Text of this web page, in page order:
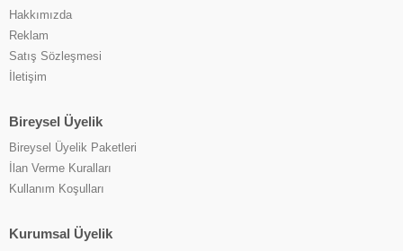
Hakkımızda
Reklam
Satış Sözleşmesi
İletişim
Bireysel Üyelik
Bireysel Üyelik Paketleri
İlan Verme Kuralları
Kullanım Koşulları
Kurumsal Üyelik